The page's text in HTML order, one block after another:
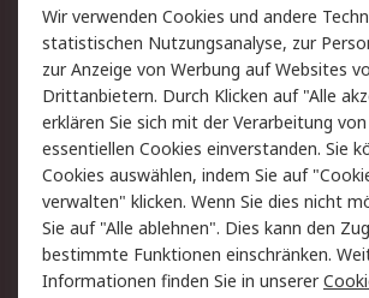
Rücksendungen
Kontakt
Hilfe
Rechtliches
AGB
Cookie-Richtlinie
Copyright/Impressum
Wir verwenden Cookies und andere
statistischen Nutzungsanalyse, zur
zur Anzeige von Werbung auf Websites
Drittanbietern. Durch Klicken auf "Alle
erklären Sie sich mit der Verarbeitung
essentiellen Cookies einverstanden. Sie
Cookies auswählen, indem Sie auf
verwalten" klicken. Wenn Sie dies nicht
Sie auf "Alle ablehnen". Dies kann den
bestimmte Funktionen einschränken.
Informationen finden Sie in unserer